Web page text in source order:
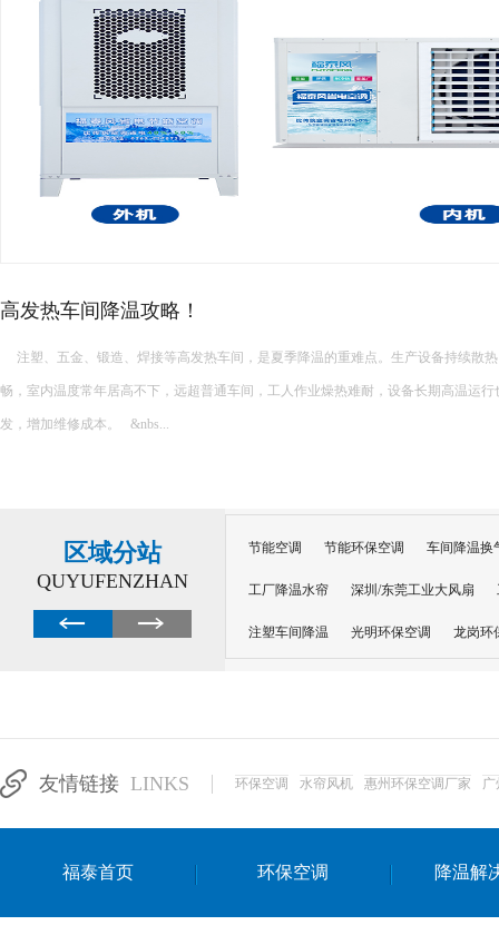
高发热车间降温攻略！
注塑、五金、锻造、焊接等高发热车间，是夏季降温的重难点。生产设备持续散
畅，室内温度常年居高不下，远超普通车间，工人作业燥热难耐，设备长期高温运
发，增加维修成本。 &nbs...
区域分站
QUYUFENZHAN
节能空调 节能环保空调 车间降温换
工厂降温水帘 深圳/东莞工业大风扇
注塑车间降温 光明环保空调 龙岗环
达州工业省电安装
友情链接 LINKS 环保空调 水帘风机 惠州环保空调厂家 广
福泰首页 环保空调 降温解